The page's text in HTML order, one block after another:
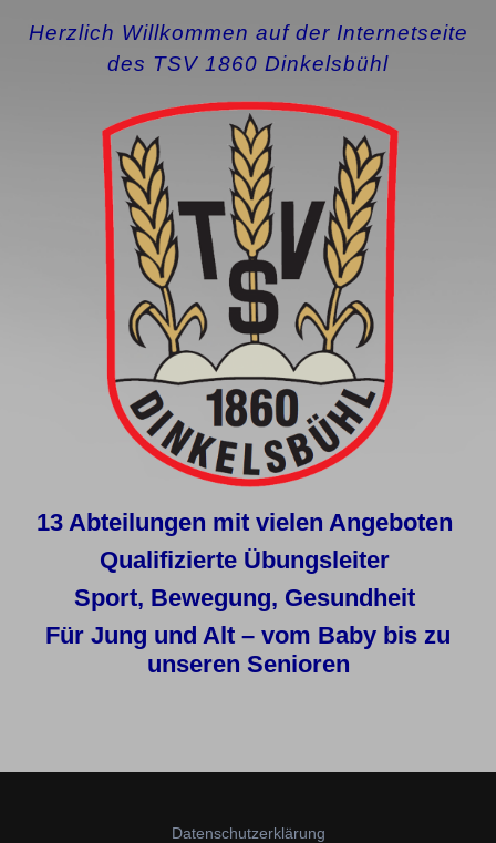
Herzlich Willkommen auf der Internetseite
des TSV 1860 Dinkelsbühl
13 Abteilungen mit vielen Angeboten
Qualifizierte Übungsleiter
Sport, Bewegung, Gesundheit
Für Jung und Alt – vom Baby bis zu
unseren Senioren
Datenschutzerklärung